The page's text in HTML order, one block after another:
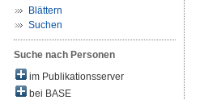
Blättern
Suchen
Suche nach Personen
im Publikationsserver
bei BASE